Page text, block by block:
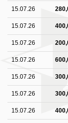
15.07.26
15.07.26
15.07.26
15.07.26
15.07.26
15.07.26
15.07.26